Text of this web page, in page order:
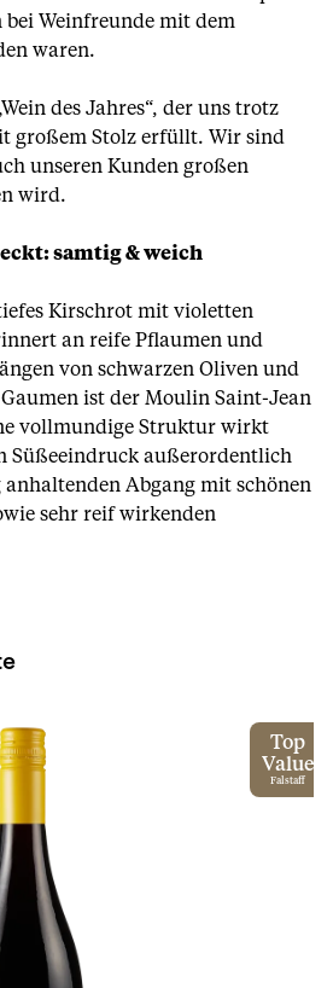
bei Weinfreunde mit dem
waren.
des Jahres“, der uns trotz
großem Stolz erfüllt. Wir sind
unseren Kunden großen
wird.
samtig & weich
Kirschrot mit violetten
an reife Pflaumen und
von schwarzen Oliven und
ist der Moulin Saint-Jean
vollmundige Struktur wirkt
Süßeeindruck außerordentlich
Abgang mit schönen
sehr reif wirkenden
Top
Value
Falstaff